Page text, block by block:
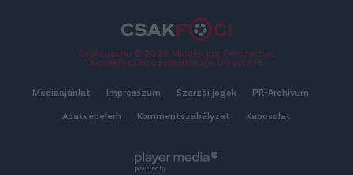
Csakfoci.hu © 2026 Minden jog fenntartva.
A csakfoci.hu üzemeltetője: DrFoci Kft.
Médiaajánlat Impresszum Szerzői jogok PR-Archívum
Adatvédelem Kommentszabályzat Kapcsolat
powered by